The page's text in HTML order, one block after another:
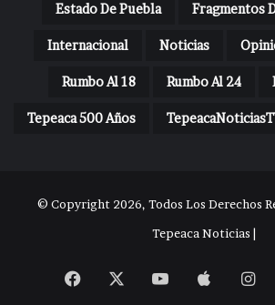
Estado De Puebla Fragmentos
Internacional Noticias
Rumbo Al 18 Rumbo Al 24
Tepeaca 500 Años
© Copyright 2026, Todos Los Derechos
Tepeaca Noticias |
Facebook YouTubeApple